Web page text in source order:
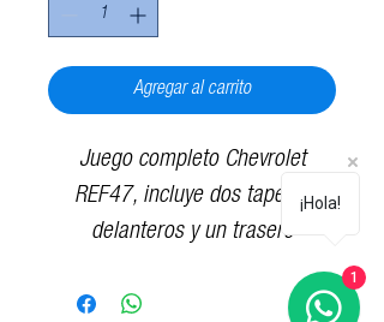
Agregar al carrito
Juego completo Chevrolet
REF47, incluye dos tapetes
delanteros y un trasero
¡Hola!
1